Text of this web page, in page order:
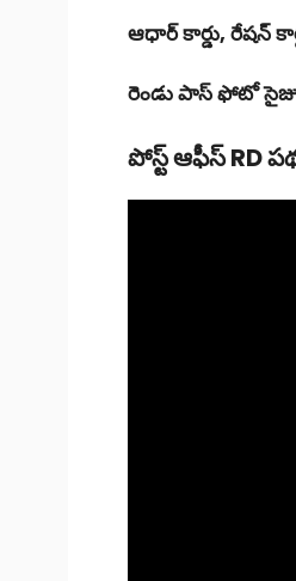
ఆధార్ కార్డు, రేషన్
రెండు పాస్ ఫోటో
పోస్ట్ ఆఫీస్ RD